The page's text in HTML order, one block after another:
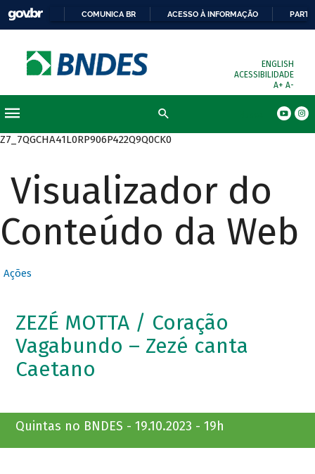
COMUNICA BR ACESSO À INFORMAÇÃO
ENGLISH
ACESSIBILIDADE
A+ A-
Z7_7QGCHA41L0RP906P422Q9Q0CK0
Visualizador do
Conteúdo da Web
Ações
ZEZÉ MOTTA / Coração
Vagabundo – Zezé canta
Caetano
Quintas no BNDES - 19.10.2023 - 19h